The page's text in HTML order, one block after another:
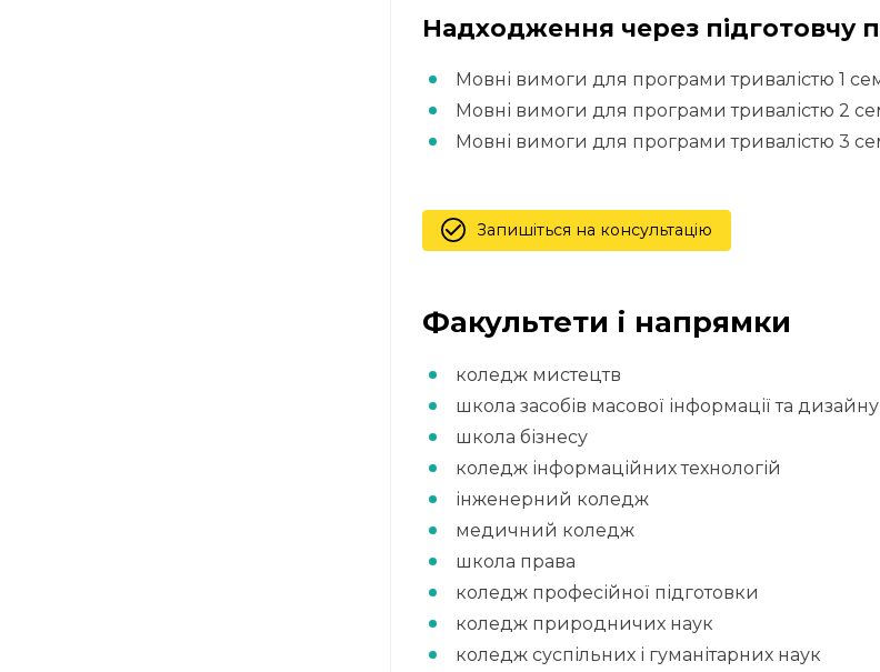
Надходження через підготовчу
Мовні вимоги для програми тривалістю 1
Мовні вимоги для програми тривалістю 2
Мовні вимоги для програми тривалістю 3
Запишіться на консультацію
Факультети і напрямки
коледж мистецтв
школа засобів масової інформації та дизайну
школа бізнесу
коледж інформаційних технологій
інженерний коледж
медичний коледж
школа права
коледж професійної підготовки
коледж природничих наук
коледж суспільних і гуманітарних наук